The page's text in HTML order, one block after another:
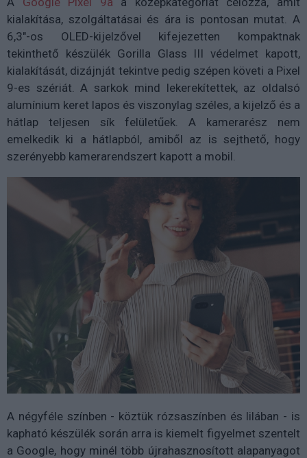
kialakítása, szolgáltatásai és ára is pontosan mutat. A
6,3"-os OLED-kijelzővel kifejezetten kompaktnak
tekinthető készülék Gorilla Glass III védelmet kapott,
kialakítását, dizájnját tekintve pedig szépen követi a Pixel
9-es szériát. A sarkok mind lekerekítettek, az oldalsó
alumínium keret lapos és viszonylag széles, a kijelző és a
hátlap teljesen sík felületűek. A kamerarész nem
emelkedik ki a hátlapból, amiből az is sejthető, hogy
szerényebb kamerarendszert kapott a mobil.
A négyféle színben - köztük rózsaszínben és lilában - is
kapható készülék során arra is kiemelt figyelmet szentelt
a Google, hogy minél több újrahasznosított alapanyagot